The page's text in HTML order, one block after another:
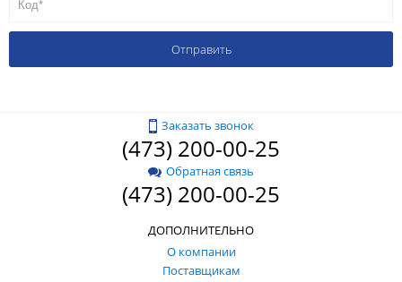
Заказать звонок
(473) 200-00-25
Обратная связь
(473) 200-00-25
ДОПОЛНИТЕЛЬНО
О компании
Поставщикам